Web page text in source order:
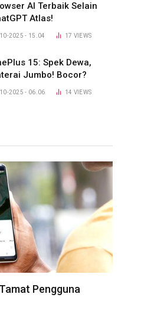
AI Terbaik Selain
Atlas!
2025 - 15.04 17 VIEWS
15: Spek Dewa,
Jumbo! Bocor?
2025 - 06.06 14 VIEWS
Pengguna